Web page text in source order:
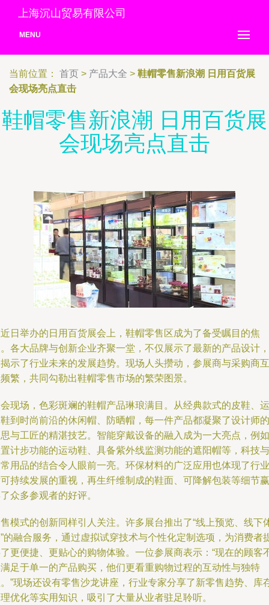
上海沉山贸易有限公司
MENU
当前位置： 首页 > 产品大全 > 鞋帽零售新浪潮 日用百货展
会现场亮点直击
鞋帽零售新浪潮 日用百货展
会现场亮点直击
日举办的日用百货展会上，鞋帽零售区成为了备受瞩目的焦
各大品牌与创新企业齐聚一堂，不仅展示了最新的产品设计，
示了行业未来的发展趋势。现场人头攒动，参展商与采购商互
繁，共同勾勒出鞋帽零售市场的繁荣图景。
现场，色彩斑斓的鞋帽产品琳琅满目。从经典款式的皮鞋、运
到时尚前沿的休闲帽、防晒帽，每一件产品都凝聚了设计师的
与工匠的精湛技艺。智能穿戴设备的融入成为一大亮点，例如
计步功能的运动鞋、具备紫外线监测功能的遮阳帽等，科技与
用品的结合令人眼前一亮。环保材料的广泛应用也体现了行业
持续发展的重视，再生纤维制成的鞋面、可降解包装等细节赢
众多参观者的好评。
模式的创新同样引人关注。许多展台推出了“线上预览、线下
的融合服务，通过虚拟试穿技术与个性化定制选项，为消费者
更便捷、更贴心的购物体验。一位参展商表示：“现在的顾客
足于单一的产品购买，他们更看重购物过程的互动性与独特
”现场还设有零售沙龙讲座，行业专家分享了新零售趋势、库
优化等实用知识，吸引了大量从业者驻足聆听。